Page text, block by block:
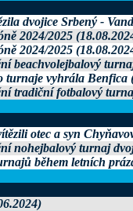
dvojice Srbený -
2024/2025
2024/2025
beachvolejbalový
turnaje vyhrála Benfica
tradiční fotbalový
otec a syn
nohejbalový turnaj
během letních